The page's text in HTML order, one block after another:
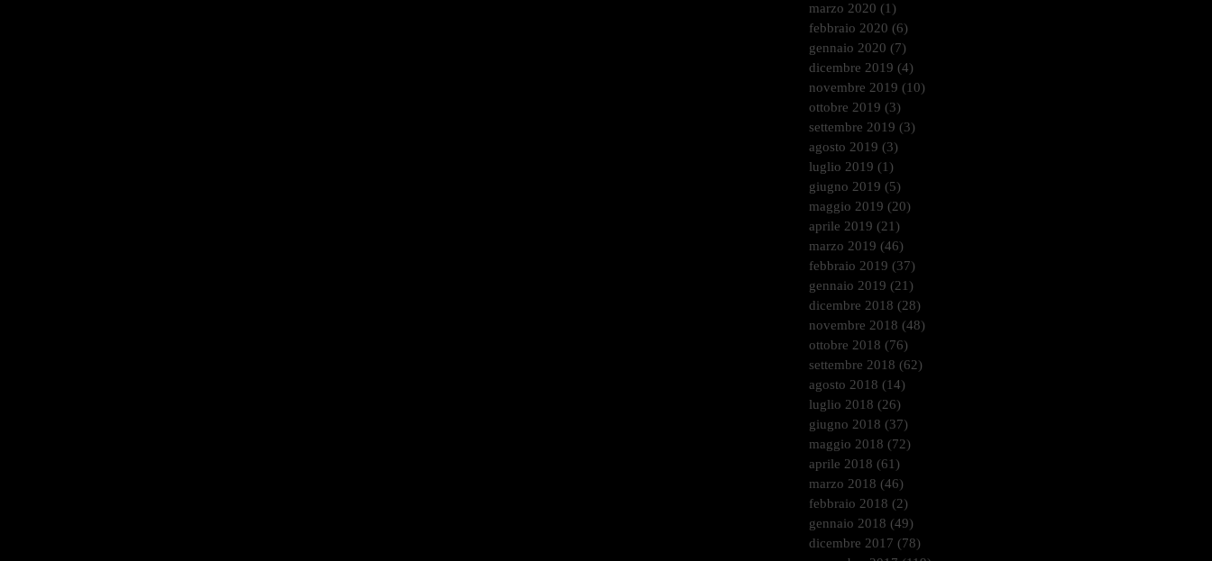
marzo 2020 (1)
febbraio 2020 (6)
gennaio 2020 (7)
dicembre 2019 (4)
novembre 2019 (10)
ottobre 2019 (3)
settembre 2019 (3)
agosto 2019 (3)
luglio 2019 (1)
giugno 2019 (5)
maggio 2019 (20)
aprile 2019 (21)
marzo 2019 (46)
febbraio 2019 (37)
gennaio 2019 (21)
dicembre 2018 (28)
novembre 2018 (48)
ottobre 2018 (76)
settembre 2018 (62)
agosto 2018 (14)
luglio 2018 (26)
giugno 2018 (37)
maggio 2018 (72)
aprile 2018 (61)
marzo 2018 (46)
febbraio 2018 (2)
gennaio 2018 (49)
dicembre 2017 (78)